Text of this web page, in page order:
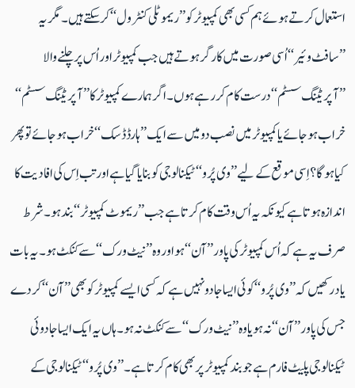
استعمال کرتے ہوئے ہم کسی بھی کمپیوٹر کو ’’ریموٹلی کنٹرول‘‘ کرسکتے ہیں۔ مگر یہ
’’سافٹ وئیر‘‘ اُسی صورت میں کارگر ہوتے ہیں جب کمپیوٹر اور اُس پر چلنے والا
’’آپریٹنگ سسٹم‘‘ درست کام کر رہے ہوں۔ اگر ہمارے کمپیوٹر کا ’’آپریٹنگ سسٹم‘‘
خراب ہو جائے یا کمپیوٹر میں نصب دو میں سے ایک ’’ہارڈ ڈسک‘‘ خراب ہوجائے تو پھر
کیا ہو گا؟ اِسی موقع کے لیے ’’وی پُرو‘‘ ٹیکنالوجی کو بنایا گیا ہے اور تب اِس کی افادیت کا
اندازہ ہوتا ہے کیونکہ یہ اُس وقت کام کرتا ہے جب ’’ریموٹ کمپیوٹر‘‘ بند ہو۔ شرط
صرف یہ ہے کہ اُس کمپیوٹر کی پاور ’’آن‘‘ ہو اور وہ ’’نیٹ ورک‘‘ سے کنکٹ ہو۔ یہ بات
یاد رکھیں کہ ’’وی پُرو‘‘ کوئی ایساجادو نہیں ہے کہ کسی ایسے کمپیوٹر کو بھی ’’آن‘‘ کر دے
جس کی پاور ’’آن‘‘ نہ ہو یا وہ ’’نیٹ ورک‘‘ سے کنکٹ نہ ہو۔ ہاں یہ ایک ایسا جادوئی
ٹیکنالوجی پلیٹ فارم ہے جو بند کمپیوٹر پر بھی کام کرتا ہے۔ ’’وی پُرو‘‘ ٹیکنالوجی کے